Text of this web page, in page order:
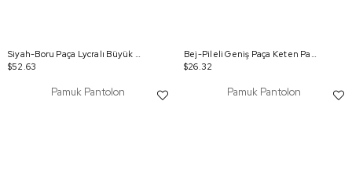
Siyah-Boru Paça Lycralı Büyük Beden Pantolon
$52.63
Bej-Pileli Geniş Paça Keten Pantolon
$26.32
Pamuk Pantolon Pamuk Pantolon